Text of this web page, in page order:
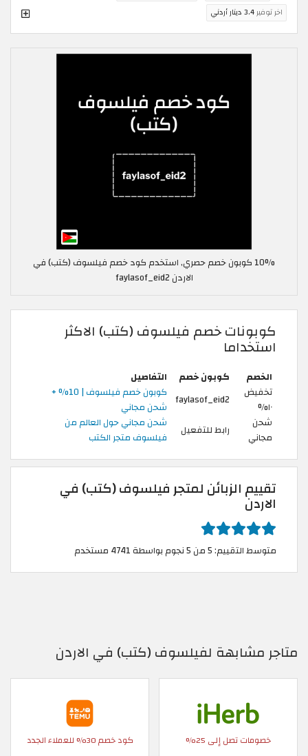
اخر توفير3.4 دينار أردني
10% كوبون خصم حصري, استخدم كود خصم فيلسوف (كتب) في
الاردن faylasof_eid2
كوبونات خصم فيلسوف (كتب) الاكثر
استخداما
الخصم كوبون خصم
التفاصيل
تخفيض
١٠%
faylasof_eid2
كوبون خصم فيلسوف | 10% +
شحن مجاني
شحن
مجاني
رابط للتفعيل
شحن مجاني حول العالم من
فيلسوف متجر الكتب
تقييم الزبائن لمتجر فيلسوف (كتب) في
الاردن
متوسط التقييم: 5 من 5 نجوم بواسطة 4741 مستخدم
متاجر مشابهة لفيلسوف (كتب) في الاردن
خصومات تصل إلى 25% كود خصم 30% للعملاء الجدد